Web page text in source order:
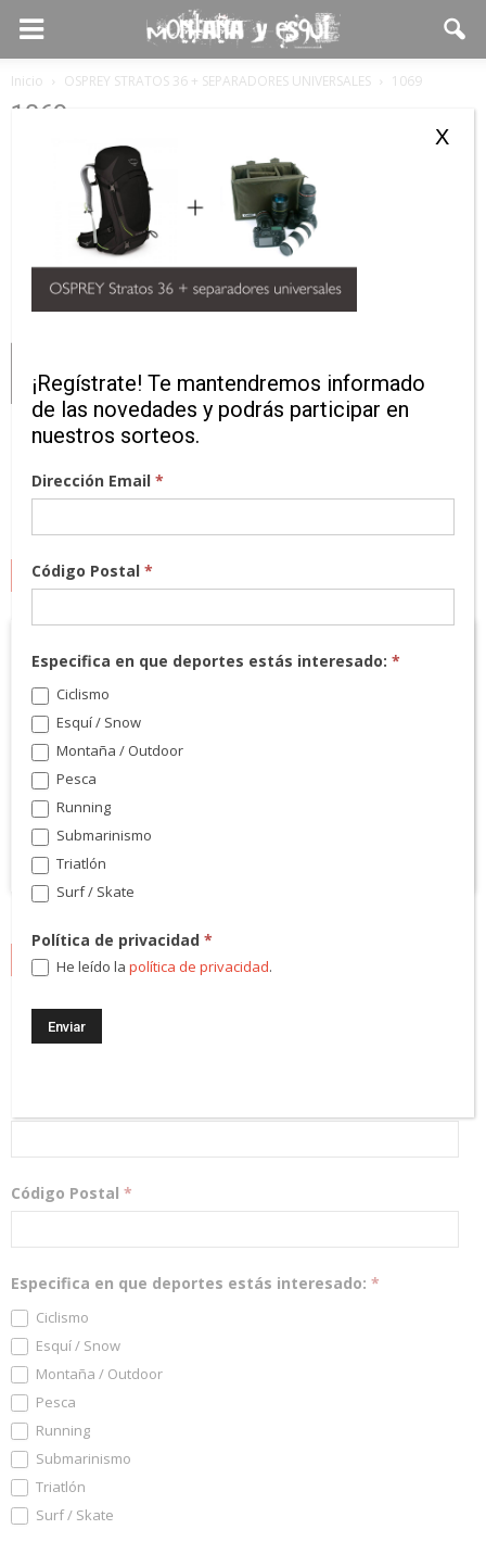
Inicio OSPREY STRATOS 36 + SEPARADORES UNIVERSALES 1069
1069
MARCAS
NEWSLETTER
¡Regístrate! Te mantendremos informado de las novedades y
podrás participar en nuestros sorteos.
Código Postal *
Especifica en que deportes estás interesado: *
Ciclismo
Esquí / Snow
Montaña / Outdoor
Pesca
Running
Submarinismo
Triatlón
Surf / Skate
¡Regístrate! Te mantendremos informado
de las novedades y podrás participar en
nuestros sorteos.
Dirección Email*
Código Postal*
Especifica en que deportes estás interesado:*
Ciclismo
Esquí / Snow
Montaña / Outdoor
Pesca
Running
Submarinismo
Triatlón
Surf / Skate
Política de privacidad*
He leído lapolítica de privacidad.
X